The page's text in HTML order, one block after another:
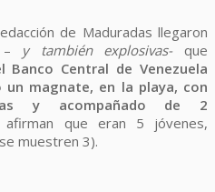
de Maduradas llegaron
– y también explosivas-que
Central de Venezuela
magnate, en la playa, con
y acompañado de 2
afirman que eran 5 jóvenes,
muestren 3).